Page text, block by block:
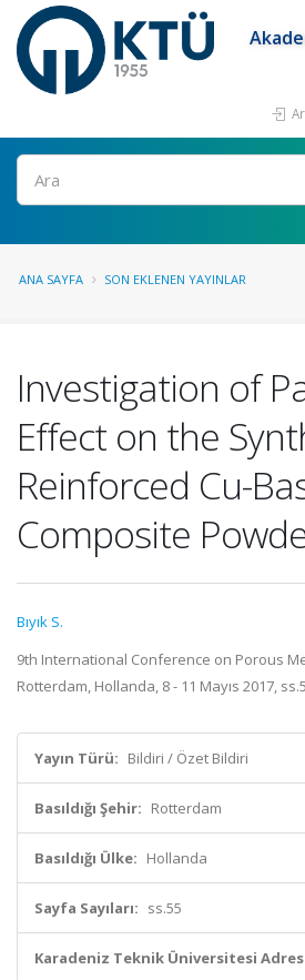
Ara
ANA SAYFA SON EKLENEN YAYINLAR
Investigation of
Effect on the
Reinforced Cu-
Composite
Bıyık S.
9th International Conference on Porous
Rotterdam, Hollanda, 8 - 11 Mayıs 2017,
Yayın Türü: Bildiri / Özet Bildiri
Basıldığı Şehir: Rotterdam
Basıldığı Ülke: Hollanda
Sayfa Sayıları: ss.55
Karadeniz Teknik Üniversitesi